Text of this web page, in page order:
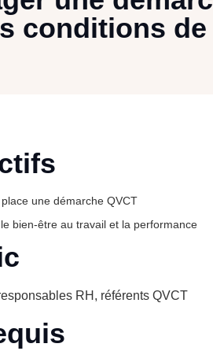
conditions de
une démarche QVCT
bien-être au travail et la performance
RH, référents QVCT